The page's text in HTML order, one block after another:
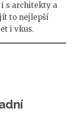
s architekty a
to nejlepší
i vkus.